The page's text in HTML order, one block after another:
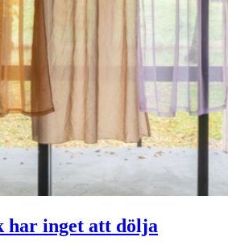
har inget att dölja